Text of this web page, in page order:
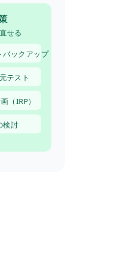
せる
バックアップ
テスト
（IRP）
検討